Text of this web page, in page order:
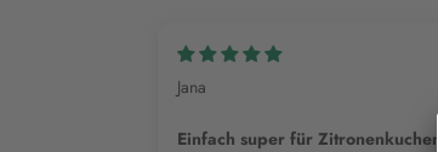
Jana
Einfach super für Zitronenkuchen